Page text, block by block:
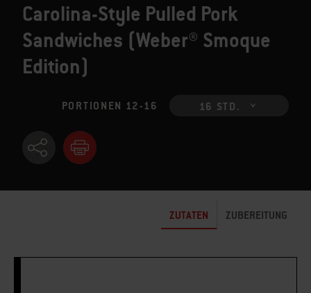
Carolina-Style Pulled Pork
Sandwiches (Weber® Smoque
Edition)
PORTIONEN 12-16 16 STD.
ZUTATEN ZUBEREITUNG